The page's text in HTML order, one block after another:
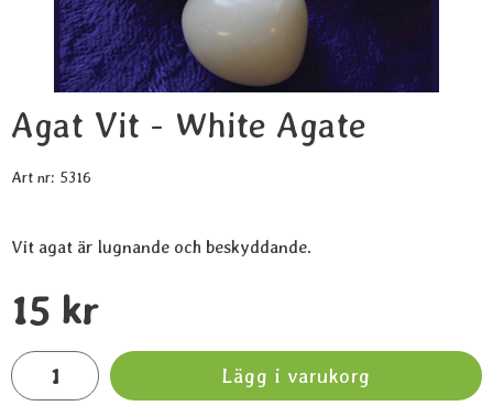
Agat Vit - White Agate
Art nr: 5316
Vit agat är lugnande och beskyddande.
pris
15 kr
antal
Lägg i varukorg